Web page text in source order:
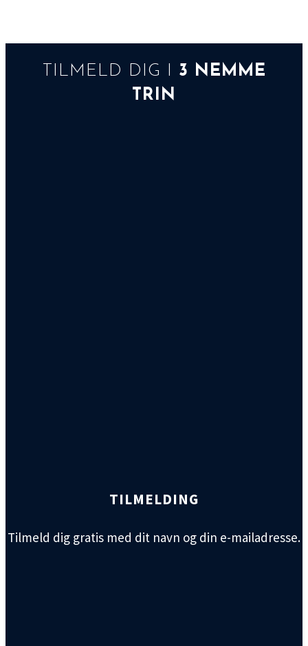
TILMELD DIG I 3 NEMME
TRIN
TILMELDING
Tilmeld dig gratis med dit navn og din e-mailadresse.